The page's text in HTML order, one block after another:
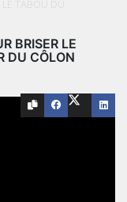
BRISER LE
DU CÔLON